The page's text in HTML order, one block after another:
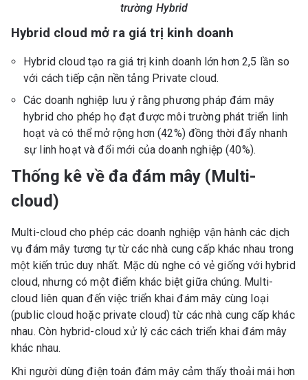
trường Hybrid
Hybrid cloud mở ra giá trị kinh doanh
Hybrid cloud tạo ra giá trị kinh doanh lớn hơn 2,5 lần so
với cách tiếp cận nền tảng Private cloud.
Các doanh nghiệp lưu ý rằng phương pháp đám mây
hybrid cho phép họ đạt được môi trường phát triển linh
hoạt và có thể mở rộng hơn (42%) đồng thời đẩy nhanh
sự linh hoạt và đổi mới của doanh nghiệp (40%).
Thống kê về đa đám mây (Multi-
cloud)
Multi-cloud cho phép các doanh nghiệp vận hành các dịch
vụ đám mây tương tự từ các nhà cung cấp khác nhau trong
một kiến ​​trúc duy nhất. Mặc dù nghe có vẻ giống với hybrid
cloud, nhưng có một điểm khác biệt giữa chúng. Multi-
cloud liên quan đến việc triển khai đám mây cùng loại
(public cloud hoặc private cloud) từ các nhà cung cấp khác
nhau. Còn hybrid-cloud xử lý các cách triển khai đám mây
khác nhau.
Khi người dùng điện toán đám mây cảm thấy thoải mái hơn